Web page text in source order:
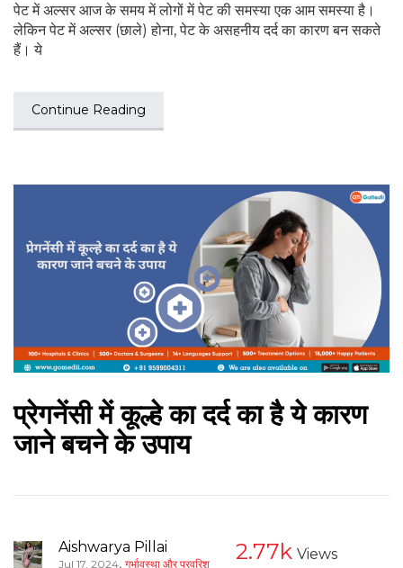
पेट में अल्सर आज के समय में लोगों में पेट की समस्या एक आम समस्या है।
लेकिन पेट में अल्सर (छाले) होना, पेट के असहनीय दर्द का कारण बन सकते
हैं। ये
Continue Reading
प्रेगनेंसी में कूल्हे का दर्द का है ये कारण
जाने बचने के उपाय
Aishwarya Pillai
Jul 17, 2024, गर्भावस्था और परवरिश 2.77k Views